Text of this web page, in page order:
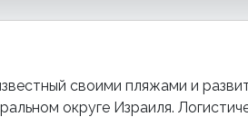
своими пляжами и
округе Израиля.